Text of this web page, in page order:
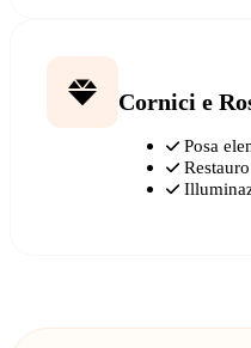
Cornici e
Posa